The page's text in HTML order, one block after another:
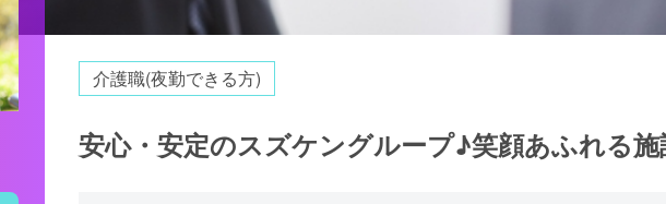
介護職(夜勤できる方)
安心・安定のスズケングループ♪笑顔あふれる